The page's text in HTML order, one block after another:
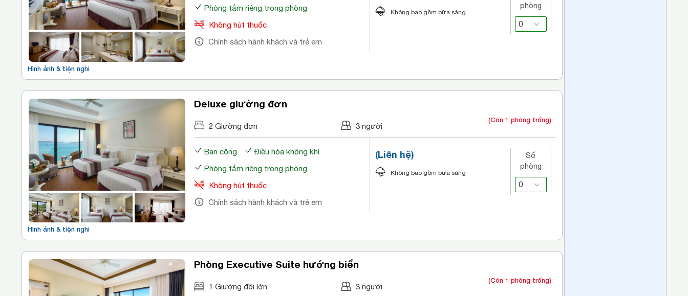
Hình ảnh & tiện nghi
Phòng tắm riêng trong phòng
Không hút thuốc
Chính sách hành khách và trẻ em
Không bao gồm bữa sáng
phòng
Hình ảnh & tiện nghi
Deluxe giường đơn
2 Giường đơn 3 người
(Còn 1 phòng trống)
Ban công
Điều hòa không khí
Phòng tắm riêng trong phòng
Không hút thuốc
Chính sách hành khách và trẻ em
(Liên hệ)
Không bao gồm bữa sáng
Số
phòng
Phòng Executive Suite hướng biển
1 Giường đôi lớn 3 người
(Còn 1 phòng trống)